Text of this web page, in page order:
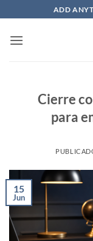
al
contenido
ADD
Cierre
para
15
Jun